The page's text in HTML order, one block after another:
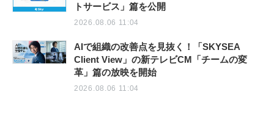
トサービス」篇を公開
2026.08.06 11:04
AIで組織の改善点を見抜く！「SKYSEA
Client View」の新テレビCM「チームの変
革」篇の放映を開始
2026.08.06 11:04